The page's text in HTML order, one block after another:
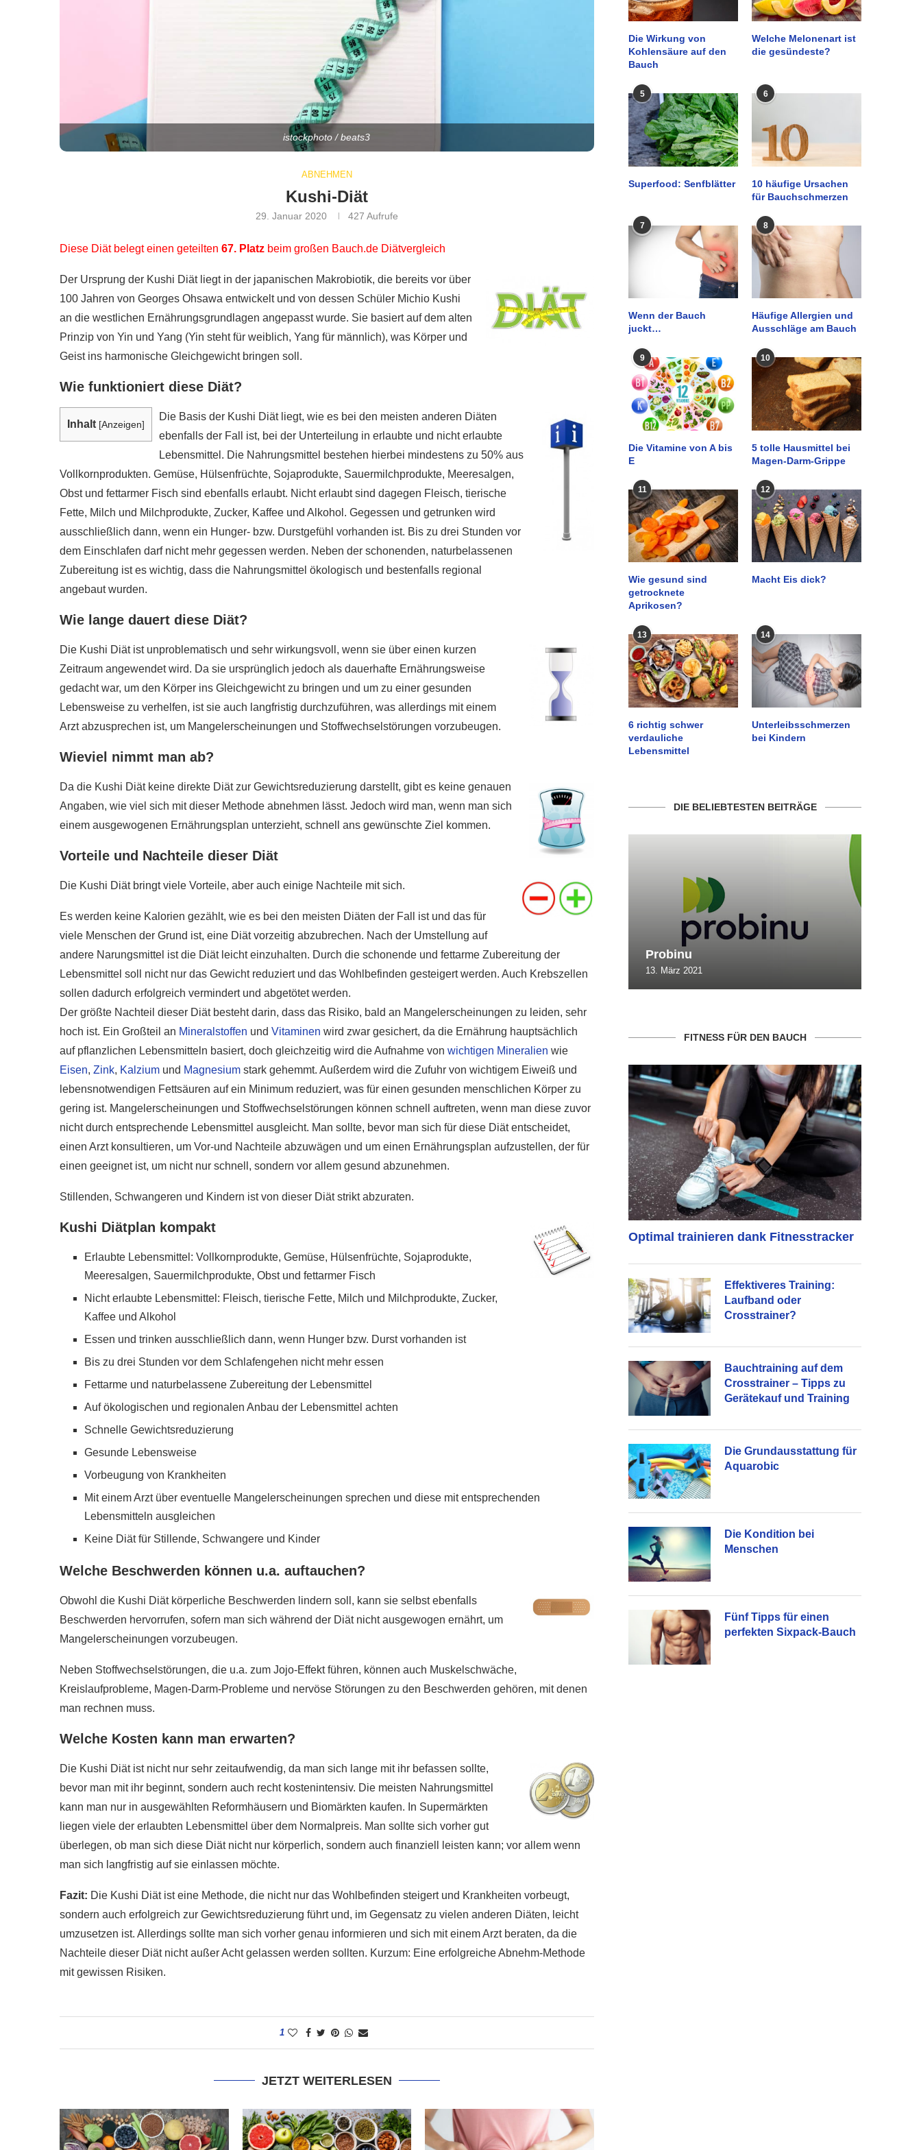
istockphoto / beats3
ABNEHMEN
Kushi-Diät
29. Januar 2020 427 Aufrufe
Diese Diät belegt einen geteilten 67. Platz beim großen Bauch.de Diätvergleich
Der Ursprung der Kushi Diät liegt in der japanischen Makrobiotik, die bereits vor über
100 Jahren von Georges Ohsawa entwickelt und von dessen Schüler Michio Kushi
an die westlichen Ernährungsgrundlagen angepasst wurde. Sie basiert auf dem alten
Prinzip von Yin und Yang (Yin steht für weiblich, Yang für männlich), was Körper und
Geist ins harmonische Gleichgewicht bringen soll.
Wie funktioniert diese Diät?
Inhalt [Anzeigen]
Die Basis der Kushi Diät liegt, wie es bei den meisten anderen Diäten
ebenfalls der Fall ist, bei der Unterteilung in erlaubte und nicht erlaubte
Lebensmittel. Die Nahrungsmittel bestehen hierbei mindestens zu 50% aus
Vollkornprodukten. Gemüse, Hülsenfrüchte, Sojaprodukte, Sauermilchprodukte, Meeresalgen,
Obst und fettarmer Fisch sind ebenfalls erlaubt. Nicht erlaubt sind dagegen Fleisch, tierische
Fette, Milch und Milchprodukte, Zucker, Kaffee und Alkohol. Gegessen und getrunken wird
ausschließlich dann, wenn ein Hunger- bzw. Durstgefühl vorhanden ist. Bis zu drei Stunden vor
dem Einschlafen darf nicht mehr gegessen werden. Neben der schonenden, naturbelassenen
Zubereitung ist es wichtig, dass die Nahrungsmittel ökologisch und bestenfalls regional
angebaut wurden.
Wie lange dauert diese Diät?
Die Kushi Diät ist unproblematisch und sehr wirkungsvoll, wenn sie über einen kurzen
Zeitraum angewendet wird. Da sie ursprünglich jedoch als dauerhafte Ernährungsweise
gedacht war, um den Körper ins Gleichgewicht zu bringen und um zu einer gesunden
Lebensweise zu verhelfen, ist sie auch langfristig durchzuführen, was allerdings mit einem
Arzt abzusprechen ist, um Mangelerscheinungen und Stoffwechselstörungen vorzubeugen.
Wieviel nimmt man ab?
Da die Kushi Diät keine direkte Diät zur Gewichtsreduzierung darstellt, gibt es keine genauen
Angaben, wie viel sich mit dieser Methode abnehmen lässt. Jedoch wird man, wenn man sich
einem ausgewogenen Ernährungsplan unterzieht, schnell ans gewünschte Ziel kommen.
Vorteile und Nachteile dieser Diät
Die Kushi Diät bringt viele Vorteile, aber auch einige Nachteile mit sich.
Es werden keine Kalorien gezählt, wie es bei den meisten Diäten der Fall ist und das für
viele Menschen der Grund ist, eine Diät vorzeitig abzubrechen. Nach der Umstellung auf
andere Narungsmittel ist die Diät leicht einzuhalten. Durch die schonende und fettarme Zubereitung der
Lebensmittel soll nicht nur das Gewicht reduziert und das Wohlbefinden gesteigert werden. Auch Krebszellen
sollen dadurch erfolgreich vermindert und abgetötet werden.
Der größte Nachteil dieser Diät besteht darin, dass das Risiko, bald an Mangelerscheinungen zu leiden, sehr
hoch ist. Ein Großteil an Mineralstoffen und Vitaminen wird zwar gesichert, da die Ernährung hauptsächlich
auf pflanzlichen Lebensmitteln basiert, doch gleichzeitig wird die Aufnahme von wichtigen Mineralien wie
Eisen, Zink, Kalzium und Magnesium stark gehemmt. Außerdem wird die Zufuhr von wichtigem Eiweiß und
lebensnotwendigen Fettsäuren auf ein Minimum reduziert, was für einen gesunden menschlichen Körper zu
gering ist. Mangelerscheinungen und Stoffwechselstörungen können schnell auftreten, wenn man diese zuvor
nicht durch entsprechende Lebensmittel ausgleicht. Man sollte, bevor man sich für diese Diät entscheidet,
einen Arzt konsultieren, um Vor-und Nachteile abzuwägen und um einen Ernährungsplan aufzustellen, der für
einen geeignet ist, um nicht nur schnell, sondern vor allem gesund abzunehmen.
Stillenden, Schwangeren und Kindern ist von dieser Diät strikt abzuraten.
Kushi Diätplan kompakt
Erlaubte Lebensmittel: Vollkornprodukte, Gemüse, Hülsenfrüchte, Sojaprodukte,
Meeresalgen, Sauermilchprodukte, Obst und fettarmer Fisch
Nicht erlaubte Lebensmittel: Fleisch, tierische Fette, Milch und Milchprodukte, Zucker,
Kaffee und Alkohol
Essen und trinken ausschließlich dann, wenn Hunger bzw. Durst vorhanden ist
Bis zu drei Stunden vor dem Schlafengehen nicht mehr essen
Fettarme und naturbelassene Zubereitung der Lebensmittel
Auf ökologischen und regionalen Anbau der Lebensmittel achten
Schnelle Gewichtsreduzierung
Gesunde Lebensweise
Vorbeugung von Krankheiten
Mit einem Arzt über eventuelle Mangelerscheinungen sprechen und diese mit entsprechenden
Lebensmitteln ausgleichen
Keine Diät für Stillende, Schwangere und Kinder
Welche Beschwerden können u.a. auftauchen?
Obwohl die Kushi Diät körperliche Beschwerden lindern soll, kann sie selbst ebenfalls
Beschwerden hervorrufen, sofern man sich während der Diät nicht ausgewogen ernährt, um
Mangelerscheinungen vorzubeugen.
Neben Stoffwechselstörungen, die u.a. zum Jojo-Effekt führen, können auch Muskelschwäche,
Kreislaufprobleme, Magen-Darm-Probleme und nervöse Störungen zu den Beschwerden gehören, mit denen
man rechnen muss.
Welche Kosten kann man erwarten?
Die Kushi Diät ist nicht nur sehr zeitaufwendig, da man sich lange mit ihr befassen sollte,
bevor man mit ihr beginnt, sondern auch recht kostenintensiv. Die meisten Nahrungsmittel
kann man nur in ausgewählten Reformhäusern und Biomärkten kaufen. In Supermärkten
liegen viele der erlaubten Lebensmittel über dem Normalpreis. Man sollte sich vorher gut
überlegen, ob man sich diese Diät nicht nur körperlich, sondern auch finanziell leisten kann; vor allem wenn
man sich langfristig auf sie einlassen möchte.
Fazit: Die Kushi Diät ist eine Methode, die nicht nur das Wohlbefinden steigert und Krankheiten vorbeugt,
sondern auch erfolgreich zur Gewichtsreduzierung führt und, im Gegensatz zu vielen anderen Diäten, leicht
umzusetzen ist. Allerdings sollte man sich vorher genau informieren und sich mit einem Arzt beraten, da die
Nachteile dieser Diät nicht außer Acht gelassen werden sollten. Kurzum: Eine erfolgreiche Abnehm-Methode
mit gewissen Risiken.
1
JETZT WEITERLESEN
Die Wirkung von
Kohlensäure auf den
Bauch
Welche Melonenart ist
die gesündeste?
5
Superfood: Senfblätter
6
10 häufige Ursachen
für Bauchschmerzen
7
Wenn der Bauch
juckt…
8
Häufige Allergien und
Ausschläge am Bauch
9
Die Vitamine von A bis
E
10
5 tolle Hausmittel bei
Magen-Darm-Grippe
11
Wie gesund sind
getrocknete
Aprikosen?
12
Macht Eis dick?
13
6 richtig schwer
verdauliche
Lebensmittel
14
Unterleibsschmerzen
bei Kindern
DIE BELIEBTESTEN BEITRÄGE
gesünder als
Wie gesund ist Rohkost?
28. Januar 2020
5 super Tipps für weniger
Zuckerkonsum
28. Januar 2020
Probinu
13. März 2021
FITNESS FÜR DEN BAUCH
Optimal trainieren dank Fitnesstracker
Effektiveres Training:
Laufband oder
Crosstrainer?
Bauchtraining auf dem
Crosstrainer – Tipps zu
Gerätekauf und Training
Die Grundausstattung für
Aquarobic
Die Kondition bei
Menschen
Fünf Tipps für einen
perfekten Sixpack-Bauch